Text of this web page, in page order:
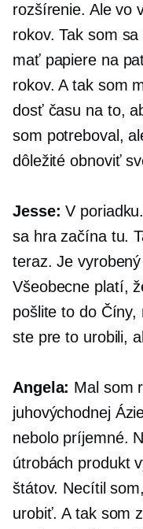
rozšírenie. Ale vo
rokov. Tak som
mať papiere na
rokov. A tak som
dosť času na to,
som potreboval,
dôležité obnoviť
Jesse: V
sa hra začína tu.
teraz. Je
Všeobecne platí,
pošlite to do Číny,
ste pre to urobili,
Angela: Mal som
juhovýchodnej
nebolo príjemné.
útrobách produkt
štátov. Necítil
urobiť. A tak som